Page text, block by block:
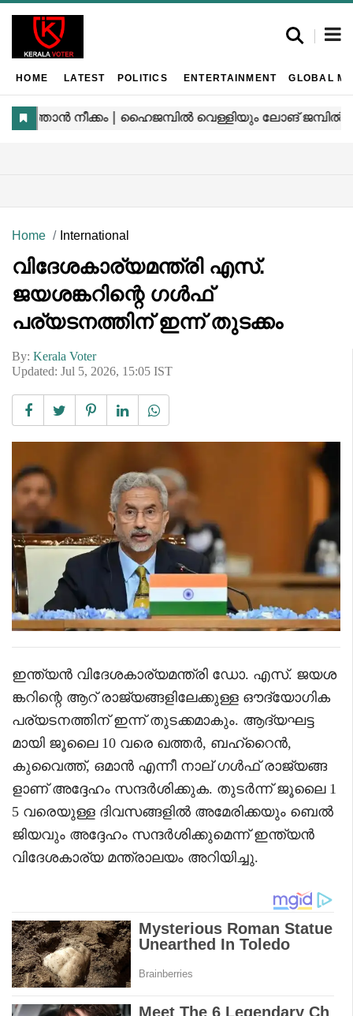
HOME LATEST POLITICS ENTERTAINMENT GLOBAL
Home International
വിദേശകാര്യമന്ത്രി എസ്.
ജയശങ്കറിന്റെ ഗൾഫ്
പര്യടനത്തിന് ഇന്ന് തുടക്കം
By: Kerala Voter
Updated: Jul 5, 2026, 15:05 IST
ഇന്ത്യൻ വിദേശകാര്യമന്ത്രി ഡോ. എസ്. ജയശ
ങ്കറിന്റെ ആറ് രാജ്യങ്ങളിലേക്കുള്ള ഔദ്യോഗിക
പര്യടനത്തിന് ഇന്ന് തുടക്കമാകും. ആദ്യഘട്ട
മായി ജൂലൈ 10 വരെ ഖത്തർ, ബഹ്റൈൻ,
കുവൈത്ത്, ഒമാൻ എന്നീ നാല് ഗൾഫ് രാജ്യങ്ങ
ളാണ് അദ്ദേഹം സന്ദർശിക്കുക. തുടർന്ന് ജൂലൈ 1
5 വരെയുള്ള ദിവസങ്ങളിൽ അമേരിക്കയും ബെൽ
ജിയവും അദ്ദേഹം സന്ദർശിക്കുമെന്ന് ഇന്ത്യൻ
വിദേശകാര്യ മന്ത്രാലയം അറിയിച്ചു.